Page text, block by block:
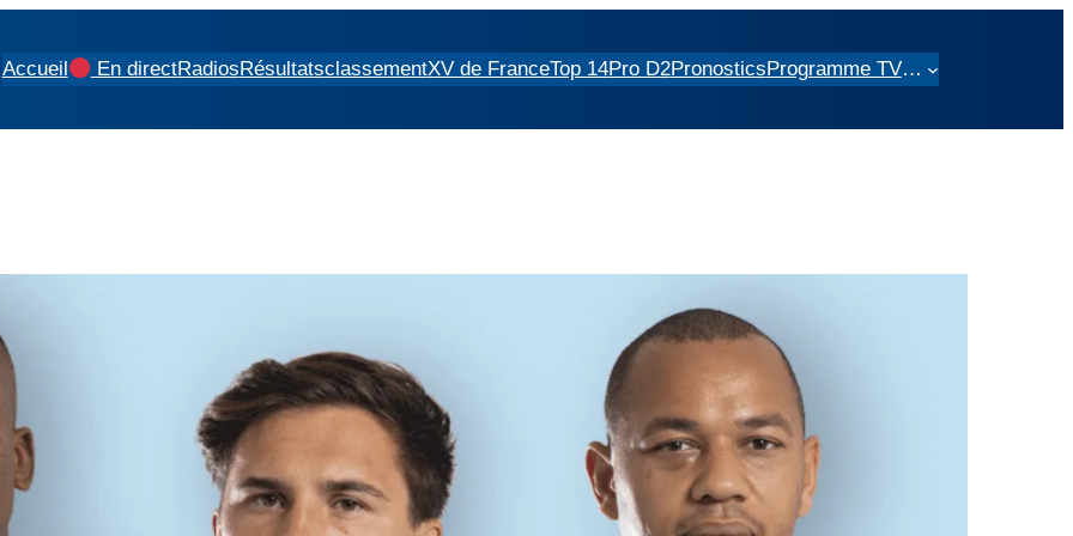
Accueil En directRadiosRésultatsclassementXV de FranceTop 14Pro D2PronosticsProgramme TV…